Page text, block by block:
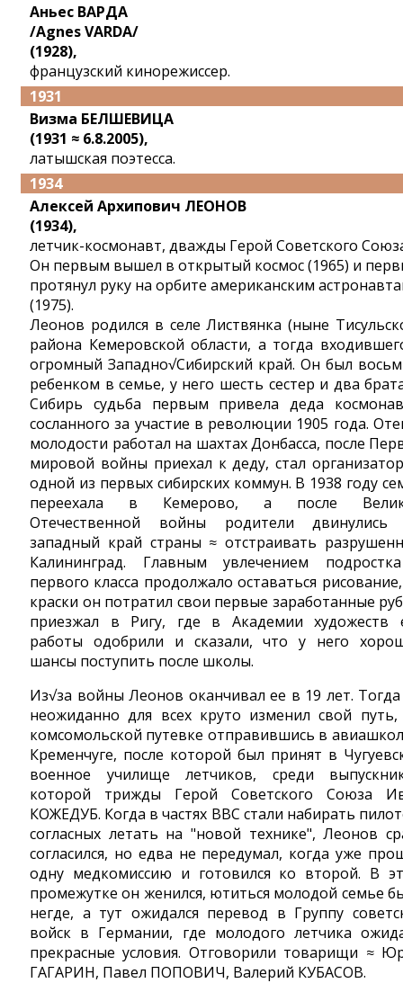
Аньес ВАРДА
/Agnes VARDA/
(1928),
французский кинорежиссер.
1931
Визма БЕЛШЕВИЦА
(1931 ≈ 6.8.2005),
латышская поэтесса.
1934
Алексей Архипович ЛЕОНОВ
(1934),
летчик-космонавт, дважды Герой Советского
Он первым вышел в открытый космос (1965) и
протянул руку на орбите американским
(1975).
Леонов родился в селе Листвянка (ныне
района Кемеровской области, а тогда
огромный Западно√Сибирский край. Он был
ребенком в семье, у него шесть сестер и два
Сибирь судьба первым привела деда
сосланного за участие в революции 1905 года.
молодости работал на шахтах Донбасса, после
мировой войны приехал к деду, стал
одной из первых сибирских коммун. В 1938 году
переехала в Кемерово, а после
Отечественной войны родители двинулись
западный край страны ≈ отстраивать
Калининград. Главным увлечением
первого класса продолжало оставаться
краски он потратил свои первые заработанные
приезжал в Ригу, где в Академии художеств
работы одобрили и сказали, что у него
шансы поступить после школы.
Из√за войны Леонов оканчивал ее в 19 лет.
неожиданно для всех круто изменил свой
комсомольской путевке отправившись в
Кременчуге, после которой был принят в
военное училище летчиков, среди
которой трижды Герой Советского Союза
КОЖЕДУБ. Когда в частях ВВС стали набирать
согласных летать на "новой технике", Леонов
согласился, но едва не передумал, когда уже
одну медкомиссию и готовился ко второй. В
промежутке он женился, ютиться молодой семье
негде, а тут ожидался перевод в Группу
войск в Германии, где молодого летчика
прекрасные условия. Отговорили товарищи ≈
ГАГАРИН, Павел ПОПОВИЧ, Валерий КУБАСОВ.